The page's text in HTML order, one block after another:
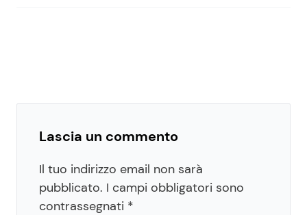
Lascia un commento
Il tuo indirizzo email non sarà
pubblicato. I campi obbligatori sono
contrassegnati *